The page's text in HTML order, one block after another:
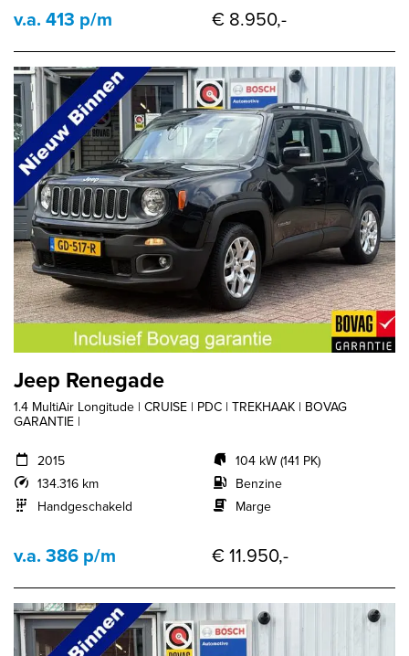
v.a. 413 p/m € 8.950,-
Jeep Renegade
1.4 MultiAir Longitude | CRUISE | PDC | TREKHAAK | BOVAG
GARANTIE |
2015
134.316 km
Handgeschakeld
104 kW (141 PK)
Benzine
Marge
v.a. 386 p/m € 11.950,-